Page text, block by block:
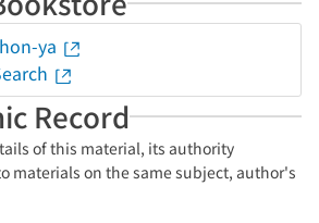
ya
Record
of this material, its authority
materials on the same subject, author's